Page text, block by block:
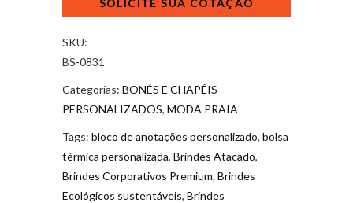
quantidade
SKU:
BS-0831
Categorias: BONÉS E CHAPÉIS
PERSONALIZADOS, MODA PRAIA
Tags: bloco de anotações personalizado, bolsa
térmica personalizada, Brindes Atacado,
Brindes Corporativos Premium, Brindes
Ecológicos sustentáveis, Brindes